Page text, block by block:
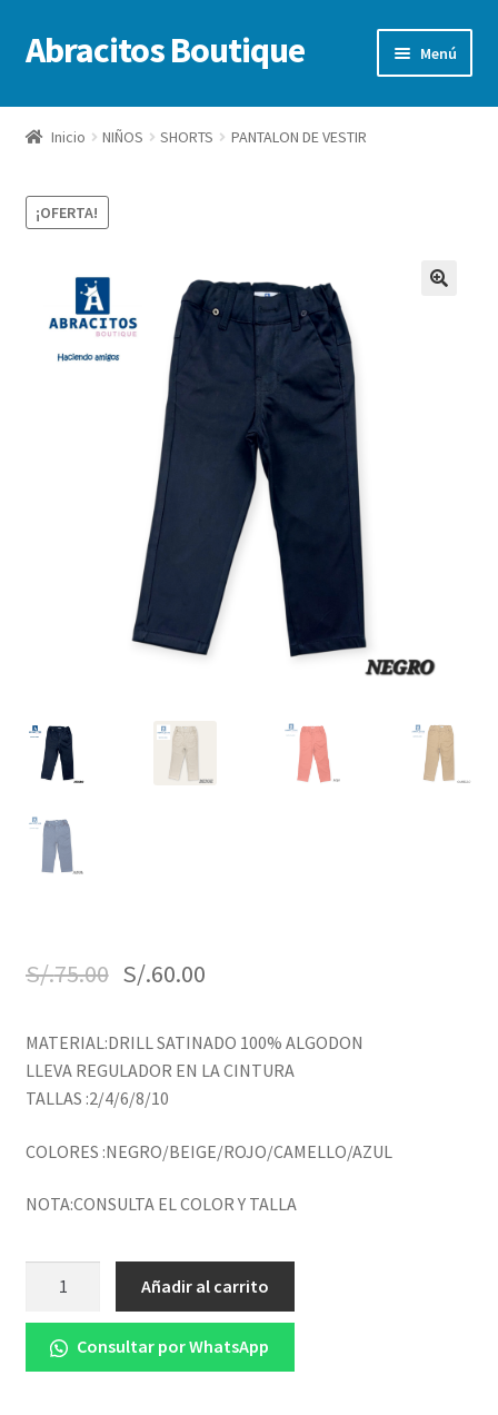
Ir
a
navegación
Ir
al
Abracitos Boutique Menú
Inicio
Niñas
Inicio NIÑOS SHORTS PANTALON DE VESTIR
¡OFERTA!
S/.75.00 S/.60.00
MATERIAL:DRILL SATINADO 100% ALGODON
LLEVA REGULADOR EN LA CINTURA
TALLAS :2/4/6/8/10
COLORES :NEGRO/BEIGE/ROJO/CAMELLO/AZUL
NOTA:CONSULTA EL COLOR Y TALLA
Añadir al carrito
Consultar por WhatsApp